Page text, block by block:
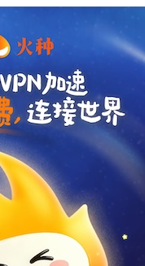
反对
反对[0]